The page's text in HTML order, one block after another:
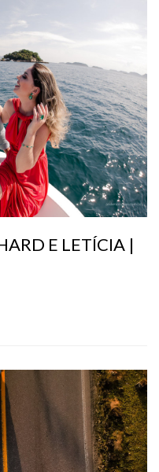
E LETÍCIA |